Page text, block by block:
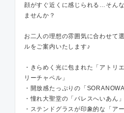
顔がすぐ近くに感じられる…そん
ませんか？
お二人の理想の雰囲気に合わせて
ルをご案内いたします♪
・きらめく光に包まれた「アトリ
リーチャペル」
・開放感たっぷりの「
・憧れ大聖堂の「パレスへいあん」
・ステンドグラスが印象的な「ア